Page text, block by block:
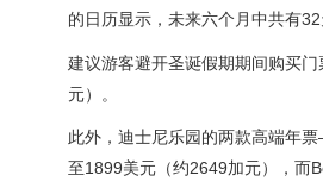
的日历显示，未来六个月中共有
建议游客避开圣诞假期期间购买
元）。
此外，迪士尼乐园的两款高端年
至1899美元（约2649加元），而